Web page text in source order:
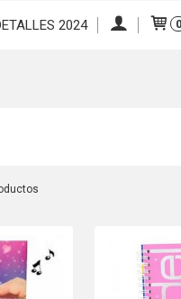
2024 0